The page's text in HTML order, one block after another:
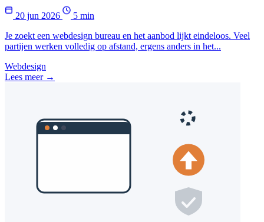
20 jun 2026
5 min
Je zoekt een webdesign bureau en het aanbod lijkt eindeloos. Veel
partijen werken volledig op afstand, ergens anders in het...
Webdesign
Lees meer →